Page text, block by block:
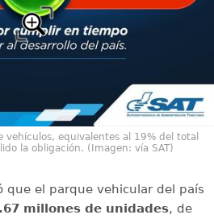
vehículos, equivalentes al 19% del total
la obligación. (Imagen: vía SAT)
que el parque vehicular del país
millones de unidades, de